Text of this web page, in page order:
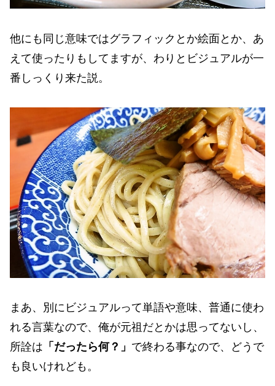
他にも同じ意味ではグラフィックとか絵面とか、あ
えて使ったりもしてますが、わりとビジュアルが一
番しっくり来た説。
まあ、別にビジュアルって単語や意味、普通に使わ
れる言葉なので、俺が元祖だとかは思ってないし、
所詮は 「だったら何？」 で終わる事なので、どうで
も良いけれども。